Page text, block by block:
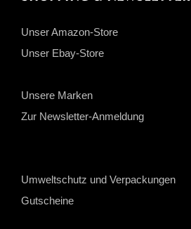
Unser Amazon-Store
Unser Ebay-Store
Unsere Marken
Zur Newsletter-Anmeldung
Umweltschutz und Verpackungen
Gutscheine